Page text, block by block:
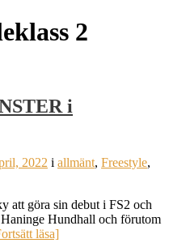
2
i
2022 i allmänt, Freestyle,
att göra sin debut i FS2 och
Hundhall och förutom
läsa]